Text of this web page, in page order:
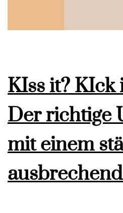
KIss it? KIck
Der richtige
mit einem